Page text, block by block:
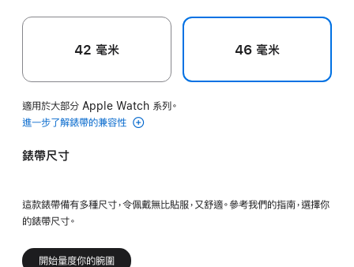
42 毫米 46 毫米
適用於大部分 Apple Watch 系列。
進一步了解錶帶的兼容性
錶帶尺寸
這款錶帶備有多種尺寸，令佩戴無比貼服，又舒適。參考我們的指南，選擇你
的錶帶尺寸。
開始量度你的腕圍